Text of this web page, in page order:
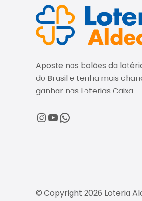
Aposte nos bolões da
do Brasil e tenha mais
ganhar nas Loterias Caixa.
@loteriaaldeota
@loteriaaldeota
Central de Atendimento
© Copyright 2026 Loteria